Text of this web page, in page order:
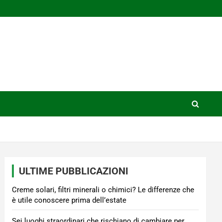
ULTIME PUBBLICAZIONI
Creme solari, filtri minerali o chimici? Le differenze che
è utile conoscere prima dell’estate